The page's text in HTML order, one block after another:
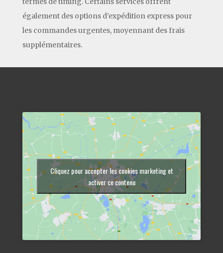
également des options d’expédition express pour
les commandes urgentes, moyennant des frais
supplémentaires.
Cliquez pour accepter les cookies marketing et
activer ce contenu